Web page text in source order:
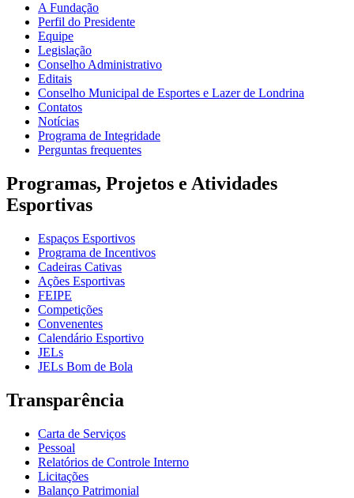
A Fundação
Perfil do Presidente
Equipe
Legislação
Conselho Administrativo
Editais
Conselho Municipal de Esportes e Lazer de Londrina
Contatos
Notícias
Programa de Integridade
Perguntas frequentes
Programas, Projetos e Atividades
Esportivas
Espaços Esportivos
Programa de Incentivos
Cadeiras Cativas
Ações Esportivas
FEIPE
Competições
Convenentes
Calendário Esportivo
JELs
JELs Bom de Bola
Transparência
Carta de Serviços
Pessoal
Relatórios de Controle Interno
Licitações
Balanço Patrimonial